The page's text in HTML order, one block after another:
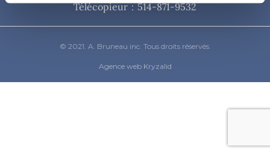
Télécopieur : 514-871-9532
© 2021. A. Bruneau inc. Tous droits réservés.
Agence web Kryzalid